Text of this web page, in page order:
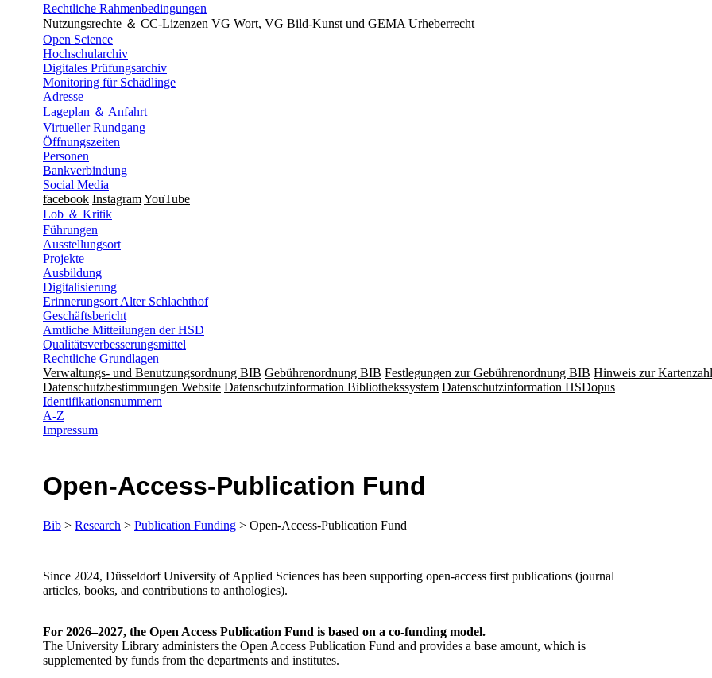
Rechtliche Rahmenbedingungen
Nutzungsrechte ＆ CC-Lizenzen VG Wort, VG Bild-Kunst und GEMA Urheberrecht
Open Science
Hochschularchiv
Digitales Prüfungsarchiv
Monitoring für Schädlinge
Adresse
Lageplan ＆ Anfahrt
Virtueller Rundgang
Öffnungszeiten
Personen
Bankverbindung
Social Media
facebook InstagramYouTube
Lob ＆ Kritik
Führungen
Ausstellungsort
Projekte
Ausbildung
Digitalisierung
Erinnerungsort Alter Schlachthof
Geschäftsbericht
Amtliche Mitteilungen der HSD
Qualitätsverbesserungsmittel
Rechtliche Grundlagen
Verwaltungs- und Benutzungsordnung BIB Gebührenordnung BIB Festlegungen zur Gebührenordnung BIB Hinweis zur
Datenschutzbestimmungen Website Datenschutzinformation Bibliothekssystem Datenschutzinformation HSDopus
Identifikationsnummern
A-Z
Impressum
Open-Access-Publication Fund
Bib > Research > Publication Funding > Open-Access-Publication Fund
​​​​​​​​Since 2024, Düsseldorf University of Applied Sciences has been supporting open-access first publications (journal
articles, books, and contributions to anthologies).
For 2026–2027, the Open Access Publication Fund is based on a co-funding model.
The University Library administers the Open Access Publication Fund and provides a base amount, which is
supplemented by funds from the departments and institutes.